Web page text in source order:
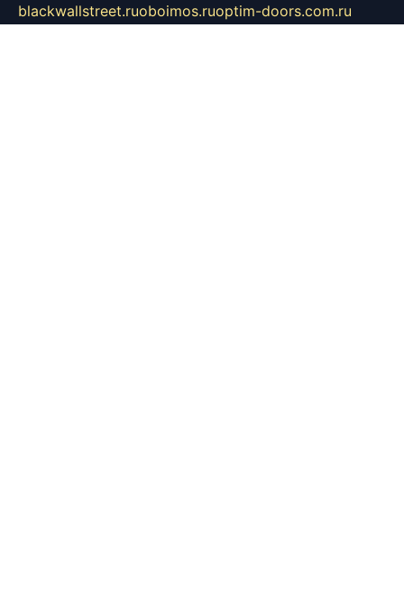
blackwallstreet.ruoboimos.ruoptim-doors.com.ru